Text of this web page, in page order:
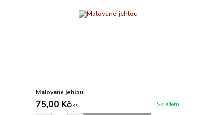
Malované jehlou
75,00 Kč/ks Skladem